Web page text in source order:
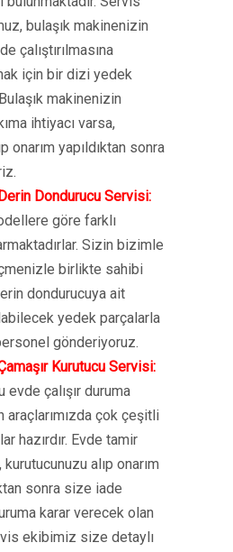
bulaşık makinenizin
çalıştırılmasına
için bir dizi yedek
makinenizin
ihtiyacı varsa,
onarım yapıldıktan sonra
Dondurucu Servisi:
göre farklı
Sizin bizimle
birlikte sahibi
dondurucuya ait
yedek parçalarla
gönderiyoruz.
Kurutucu Servisi:
evde çalışır duruma
araçlarımızda çok çeşitli
hazırdır. Evde tamir
alıp onarım
sonra size iade
karar verecek olan
ekibimiz size detaylı